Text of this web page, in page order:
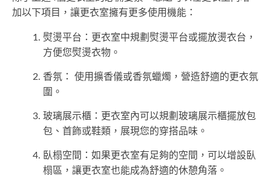
加以下項目，讓更衣室擁有更多使用機能：
熨燙平台：更衣室中規劃熨燙平台或擺放燙衣台，
方便您熨燙衣物。
香氛： 使用擴香儀或香氛蠟燭，營造舒適的更衣氛
圍。
玻璃展示櫃：更衣室內可以規劃玻璃展示櫃擺放包
包、首飾或鞋類，展現您的穿搭品味。
臥榻空間：如果更衣室有足夠的空間，可以增設臥
榻區，讓更衣室也能成為舒適的休憩角落。